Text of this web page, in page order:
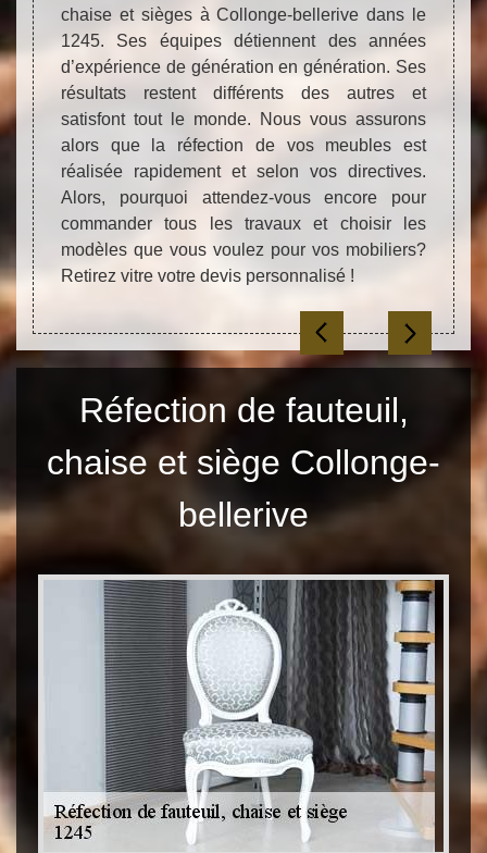
ses
de
le
!
chaise et sièges à Collonge-bellerive dans le
1245. Ses équipes détiennent des années
d’expérience de génération en génération. Ses
résultats restent différents des autres et
satisfont tout le monde. Nous vous assurons
alors que la réfection de vos meubles est
réalisée rapidement et selon vos directives.
Alors, pourquoi attendez-vous encore pour
commander tous les travaux et choisir les
modèles que vous voulez pour vos mobiliers?
Retirez vitre votre devis personnalisé !
dans
prix
vos
ses
vos
les
Réfection de fauteuil,
chaise et siège Collonge-
bellerive